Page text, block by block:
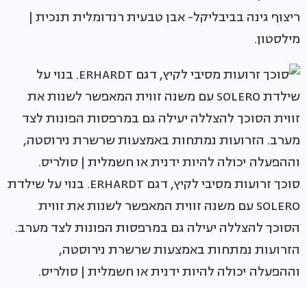
ריצוף גינה בביבליקל- אבן טבעית רנדומלית תנכית |
מילסטון.
סוכך זרועות מסיבי לקיץ, דגם ERHARDT. בנוי על שילדת
SOLERO עם משנה זווית המאפשר לשנות את זווית
הסוכך להצללה יעילה גם במרפסות הפונות לצד מערב.
הזרועות נמתחות באמצעות שרשרת נירוסטה,
וההפעלה יכולה להיות ידנית או חשמלית | סולריס.